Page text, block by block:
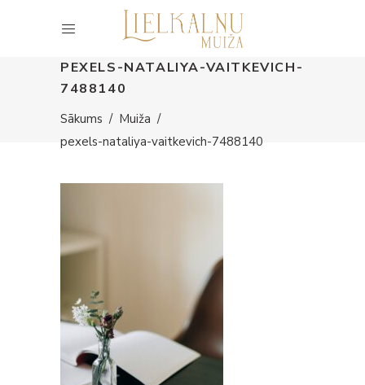
PEXELS-NATALIYA-VAITKEVICH-
7488140
Sākums / Muiža /
pexels-nataliya-vaitkevich-7488140